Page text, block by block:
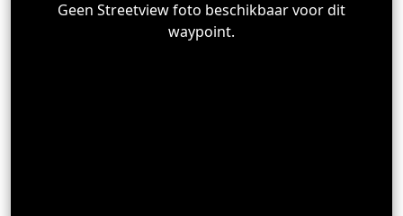
Geen Streetview foto beschikbaar voor dit
waypoint.